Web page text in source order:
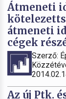
Átmeneti
átmeneti
cégek
Szerző:
Az új Ptk.